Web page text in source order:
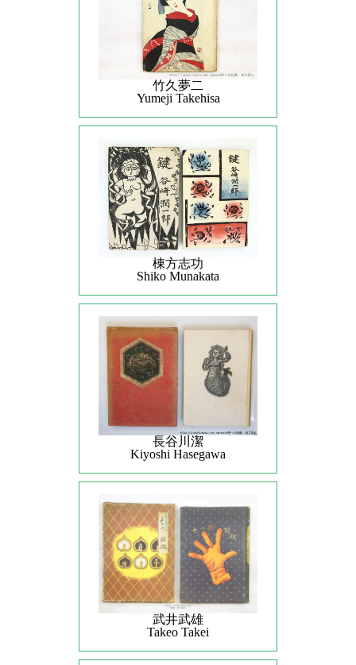
竹久夢二
Yumeji Takehisa
棟方志功
Shiko Munakata
長谷川潔
Kiyoshi Hasegawa
武井武雄
Takeo Takei